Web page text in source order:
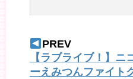
PREV
【ラブライブ！】ニ
ーえみつんファイト